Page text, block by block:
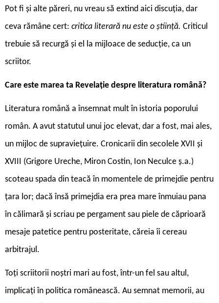
Pot fi și alte păreri, nu vreau să extind aici discuția, dar
ceva rămâne cert: critica literară nu este o știință. Criticul
trebuie să recurgă și el la mijloace de seducție, ca un
scriitor.
Care este marea ta Revelație despre literatura română?
Literatura română a însemnat mult în istoria poporului
român. A avut statutul unui joc elevat, dar a fost, mai ales,
un mijloc de supraviețuire. Cronicarii din secolele XVII și
XVIII (Grigore Ureche, Miron Costin, Ion Neculce ș.a.)
scoteau spada din teacă în momentele de primejdie pentru
țara lor; dacă însă primejdia era prea mare înmuiau pana
în călimară și scriau pe pergament sau piele de căprioară
mesaje patetice pentru posteritate, căreia îi cereau
arbitrajul.
Toți scriitorii noștri mari au fost, într-un fel sau altul,
implicați în politica românească. Au semnat memorii, au